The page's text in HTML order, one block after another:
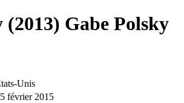
(2013) Gabe Polsky
Unis
février 2015